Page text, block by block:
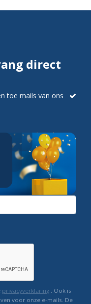
direct
toe mails van ons
privacyverklaring . Ook is
voor onze e-mails. De